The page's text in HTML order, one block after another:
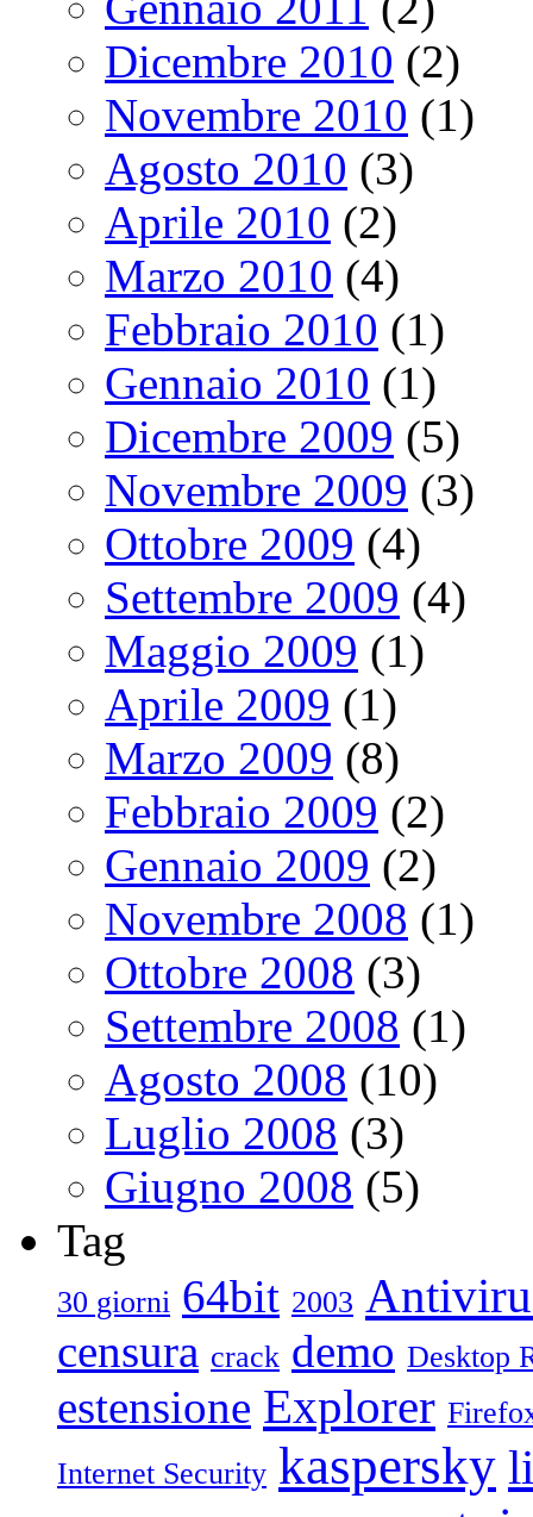
Dicembre 2010 (2)
Novembre 2010 (1)
Agosto 2010 (3)
Aprile 2010 (2)
Marzo 2010 (4)
Febbraio 2010 (1)
Gennaio 2010 (1)
Dicembre 2009 (5)
Novembre 2009 (3)
Ottobre 2009 (4)
Settembre 2009 (4)
Maggio 2009 (1)
Aprile 2009 (1)
Marzo 2009 (8)
Febbraio 2009 (2)
Gennaio 2009 (2)
Novembre 2008 (1)
Ottobre 2008 (3)
Settembre 2008 (1)
Agosto 2008 (10)
Luglio 2008 (3)
Giugno 2008 (5)
Tag
30 giorni 64bit 2003
censura crack demo Desktop
estensione Explorer
Internet Security kaspersky